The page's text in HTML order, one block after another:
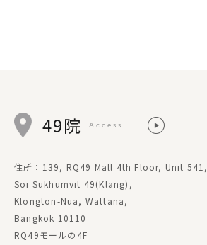
49院 Access
住所：139, RQ49 Mall 4th Floor, Unit 541,
Soi Sukhumvit 49(Klang),
Klongton-Nua, Wattana,
Bangkok 10110
RQ49モールの4F